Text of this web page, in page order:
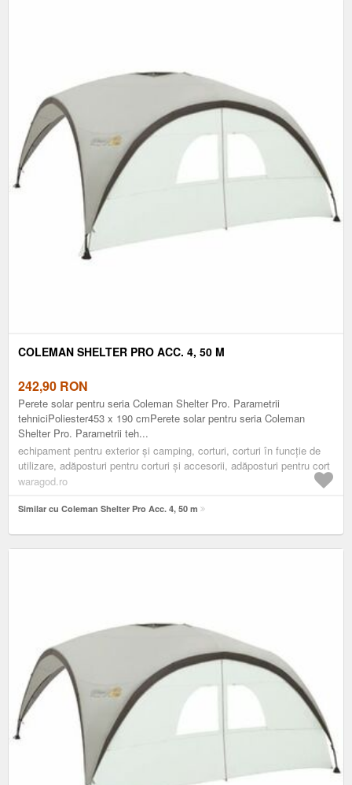
COLEMAN SHELTER PRO ACC. 4, 50 M
242,90 RON
Perete solar pentru seria Coleman Shelter Pro. Parametrii
tehniciPoliester453 x 190 cmPerete solar pentru seria Coleman
Shelter Pro. Parametrii teh...
echipament pentru exterior și camping, corturi, corturi în funcție de
utilizare, adăposturi pentru corturi și accesorii, adăposturi pentru cort
waragod.ro
Similar cu Coleman Shelter Pro Acc. 4, 50 m